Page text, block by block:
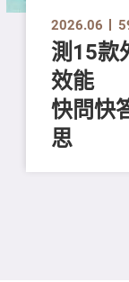
2026.06
測15款
效能
快問快
思